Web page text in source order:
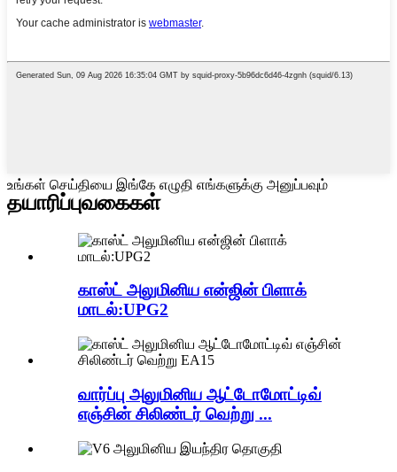
உங்கள் செய்தியை இங்கே எழுதி எங்களுக்கு அனுப்பவும்
தயாரிப்புவகைகள்
காஸ்ட் அலுமினிய என்ஜின் பிளாக்
மாடல்:UPG2
வார்ப்பு அலுமினிய ஆட்டோமோட்டிவ்
எஞ்சின் சிலிண்டர் வெற்று ...